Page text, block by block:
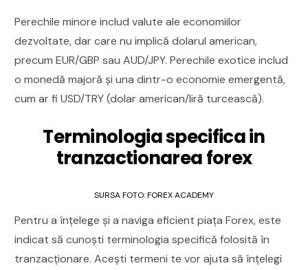
Perechile minore includ valute ale economiilor
dezvoltate, dar care nu implică dolarul american,
precum EUR/GBP sau AUD/JPY. Perechile exotice includ
o monedă majoră și una dintr-o economie emergentă,
cum ar fi USD/TRY (dolar american/liră turcească).
Terminologia specifica in
tranzactionarea forex
SURSA FOTO: FOREX ACADEMY
Pentru a înțelege și a naviga eficient piața Forex, este
indicat să cunoști terminologia specifică folosită în
tranzacționare. Acești termeni te vor ajuta să înțelegi